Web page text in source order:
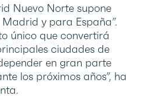
Nuevo Norte supone
y para España”.
único que convertirá
ciudades de
en gran parte
los próximos años”, ha